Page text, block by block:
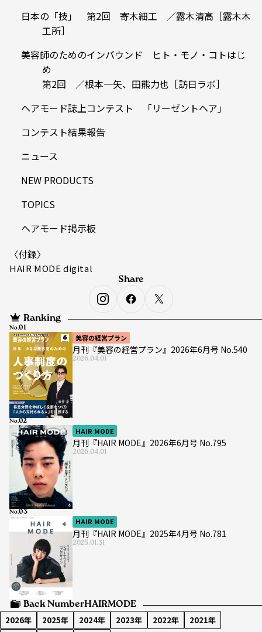
日本の「技」 第2回 寄木細工 ／露木清高［露木木
工所］
美容師のためのインバウンド ヒト・モノ・コトはじ
め
第2回 ／根本一矢、田熊力也［訪日ラボ］
ヘアモード誌上コンテスト 「リーゼントヘア」
コンテスト結果報告
ニュース
NEW PRODUCTS
TOPICS
ヘアモード掲示板
〈付録〉
HAIR MODE digital
Ranking
美容の経営プラン
月刊『美容の経営プラン』2026年6月号 No.540
2026.04.01
No.
HAIR MODE
月刊『HAIR MODE』2026年6月号 No.795
2026.04.01
No.
HAIR MODE
月刊『HAIR MODE』2025年4月号 No.781
2025.01.31
No.
Back NumberHAIRMODE
2026年 2025年 2024年 2023年 2022年
2021年
Share